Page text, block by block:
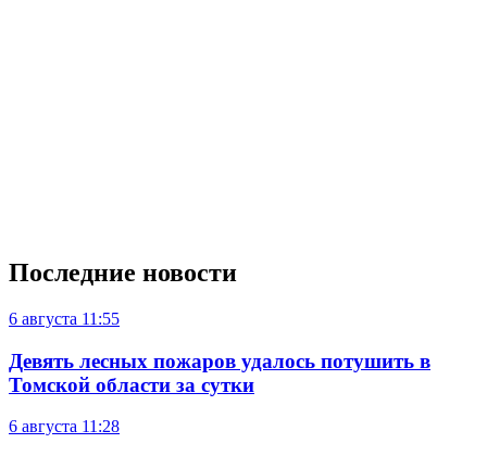
Последние новости
6 августа 11:55
Девять лесных пожаров удалось потушить в
Томской области за сутки
6 августа 11:28